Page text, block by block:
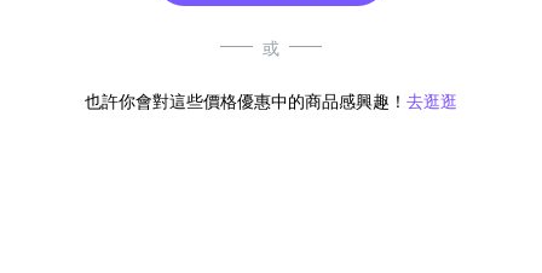
或
也許你會對這些價格優惠中的商品感興趣！ 去逛逛